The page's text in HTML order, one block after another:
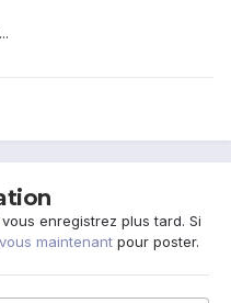
enregistrez plus tard. Si
maintenant pour poster.